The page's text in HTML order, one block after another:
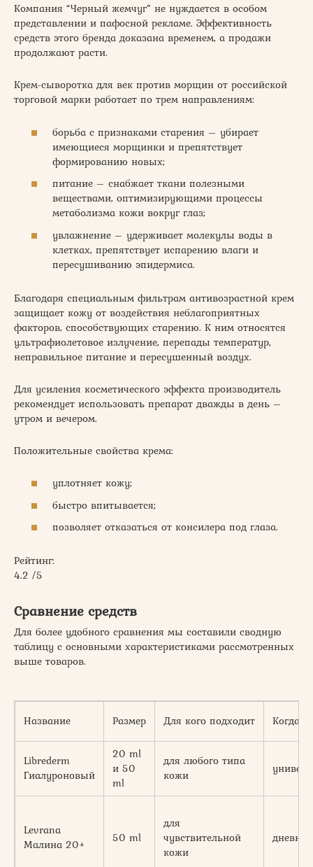
Компания “Черный жемчуг” не нуждается в особом
представлении и пафосной рекламе. Эффективность
средств этого бренда доказана временем, а продажи
продолжают расти.
Крем-сыворотка для век против морщин от российской
торговой марки работает по трем направлениям:
борьба с признаками старения – убирает
имеющиеся морщинки и препятствует
формированию новых;
питание – снабжает ткани полезными
веществами, оптимизирующими процессы
метаболизма кожи вокруг глаз;
увлажнение – удерживает молекулы воды в
клетках, препятствует испарению влаги и
пересушиванию эпидермиса.
Благодаря специальным фильтрам антивозрастной крем
защищает кожу от воздействия неблагоприятных
факторов, способствующих старению. К ним относятся
ультрафиолетовое излучение, перепады температур,
неправильное питание и пересушенный воздух.
Для усиления косметического эффекта производитель
рекомендует использовать препарат дважды в день –
утром и вечером.
Положительные свойства крема:
уплотняет кожу;
быстро впитывается;
позволяет отказаться от консилера под глаза.
Рейтинг:
4.2 /5
Сравнение средств
Для более удобного сравнения мы составили сводную
таблицу с основными характеристиками рассмотренных
выше товаров.
Название Размер Для кого подходит Когда
Librederm
Гиалуроновый
20 ml
и 50
ml
для любого типа
кожи
Levrana
Малина 20+
50 ml
для
чувствительной
кожи
дневной